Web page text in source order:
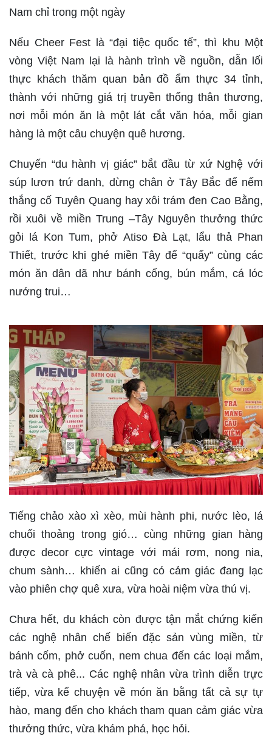
Nam chỉ trong một ngày
Nếu Cheer Fest là “đại tiệc quốc tế”, thì khu Một
vòng Việt Nam lại là hành trình về nguồn, dẫn lối
thực khách thăm quan bản đồ ẩm thực 34 tỉnh,
thành với những giá trị truyền thống thân thương,
nơi mỗi món ăn là một lát cắt văn hóa, mỗi gian
hàng là một câu chuyện quê hương.
Chuyến “du hành vị giác” bắt đầu từ xứ Nghệ với
súp lươn trứ danh, dừng chân ở Tây Bắc để nếm
thắng cố Tuyên Quang hay xôi trám đen Cao Bằng,
rồi xuôi về miền Trung –Tây Nguyên thưởng thức
gỏi lá Kon Tum, phở Atiso Đà Lạt, lẩu thả Phan
Thiết, trước khi ghé miền Tây để “quẩy” cùng các
món ăn dân dã như bánh cống, bún mắm, cá lóc
nướng trui…
Tiếng chảo xào xì xèo, mùi hành phi, nước lèo, lá
chuối thoảng trong gió… cùng những gian hàng
được decor cực vintage với mái rơm, nong nia,
chum sành… khiến ai cũng có cảm giác đang lạc
vào phiên chợ quê xưa, vừa hoài niệm vừa thú vị.
Chưa hết, du khách còn được tận mắt chứng kiến
các nghệ nhân chế biến đặc sản vùng miền, từ
bánh cốm, phở cuốn, nem chua đến các loại mắm,
trà và cà phê... Các nghệ nhân vừa trình diễn trực
tiếp, vừa kể chuyện về món ăn bằng tất cả sự tự
hào, mang đến cho khách tham quan cảm giác vừa
thưởng thức, vừa khám phá, học hỏi.